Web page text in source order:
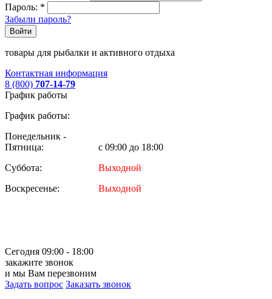
Пароль: *
Забыли пароль?
Войти
товары для рыбалки и активного отдыха
Контактная информация
8 (800) 707-14-79
График работы
График работы:
Понедельник -
Пятница:
с 09:00 до 18:00
Суббота:
Выходной
Воскресенье:
Выходной
Сегодня 09:00 - 18:00
закажите звонок
и мы Вам перезвоним
Задать вопрос Заказать звонок